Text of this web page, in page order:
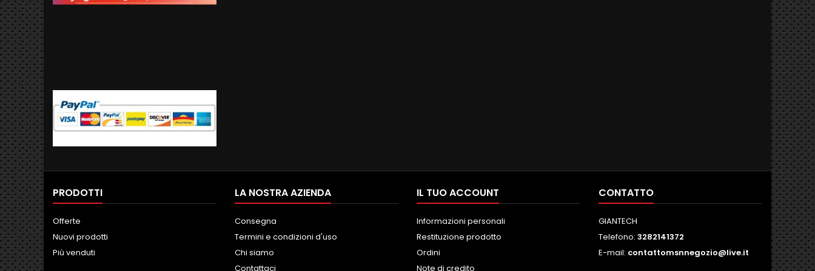
PRODOTTI
Offerte
Nuovi prodotti
Più venduti
LA NOSTRA AZIENDA
Consegna
Termini e condizioni d'uso
Chi siamo
Contattaci
IL TUO ACCOUNT
Informazioni personali
Restituzione prodotto
Ordini
Note di credito
CONTATTO
GIANTECH
Telefono: 3282141372
E-mail: contattomsnnegozio@live.it